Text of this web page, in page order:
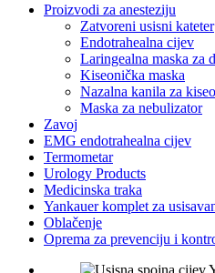
Proizvodi za anesteziju
Zatvoreni usisni kateter
Endotrahealna cijev
Laringealna maska ​​za
Kiseonička maska
Nazalna kanila za
Maska za nebulizator
Zavoj
EMG endotrahealna cijev
Termometar
Urology Products
Medicinska traka
Yankauer komplet za
Oblačenje
Oprema za prevenciju i